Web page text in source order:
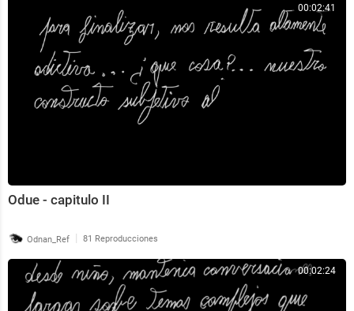
00:02:41
Odue - capitulo II
Odnan_Ref | 81 Reproducciones
00:02:24